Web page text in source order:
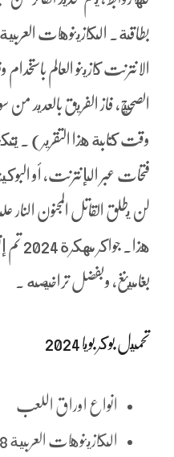
الانترنت كازينو العالم
الصحيح، فاز الفريق بالعديد
وقت كتابة هذا التقرير) .
فتحات عبر الإنترنت, أو
لن يطلق القاتل المجنون
هذا.
بغامينغ، وبفضل تراخيصه .
تحميل بوكر بويا 2024
انواع اوراق اللعب
الكازينوهات العربية 888